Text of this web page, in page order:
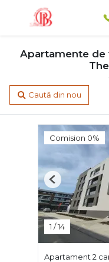
Apartamente de
Caută din nou
Comision 0%
1 /14
Previous
Apartament 2